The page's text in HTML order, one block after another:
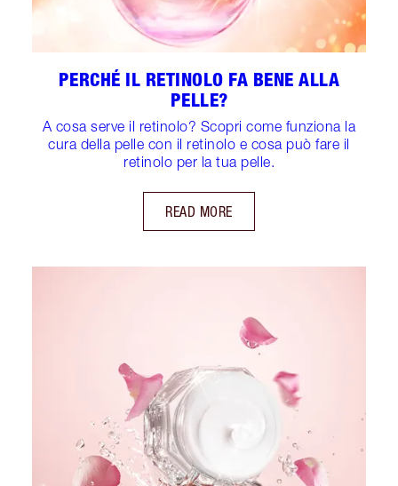
PERCHÉ IL RETINOLO FA BENE ALLA
PELLE?
A cosa serve il retinolo? Scopri come funziona la
cura della pelle con il retinolo e cosa può fare il
retinolo per la tua pelle.
READ MORE